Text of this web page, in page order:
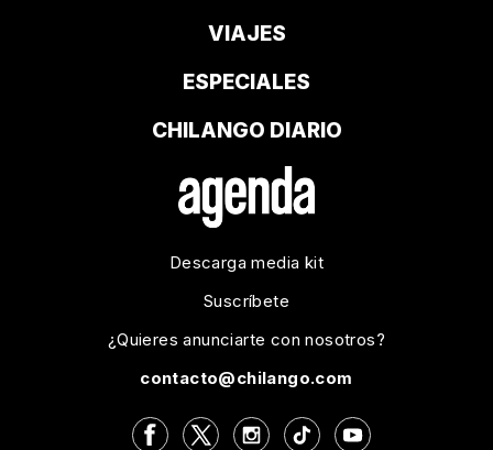
VIAJES
ESPECIALES
CHILANGO DIARIO
Descarga media kit
Suscríbete
¿Quieres anunciarte con nosotros?
contacto@chilango.com